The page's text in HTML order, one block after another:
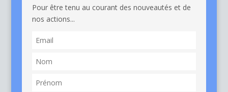
Pour être tenu au courant des nouveautés et de
nos actions...